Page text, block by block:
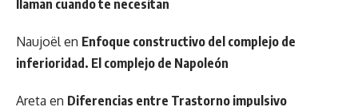
llaman cuando te necesitan
Naujoël en Enfoque constructivo del complejo de
inferioridad. El complejo de Napoleón
Areta en Diferencias entre Trastorno impulsivo